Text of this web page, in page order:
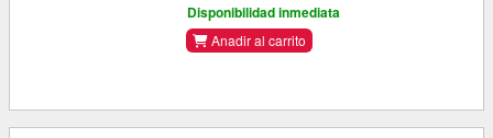
Disponibilidad inmediata
Anadir al carrito